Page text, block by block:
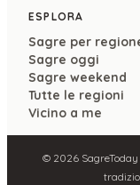
ESPLORA
Sagre per
Sagre oggi
Sagre weekend
Tutte le regioni
Vicino a me
© 2026SagreToday